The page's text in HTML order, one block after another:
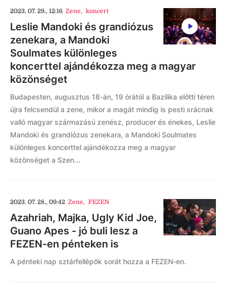
2023. 07. 29., 12:16 Zene, koncert
Leslie Mandoki és grandiózus
zenekara, a Mandoki
Soulmates különleges
koncerttel ajándékozza meg a magyar
közönséget
Budapesten, augusztus 18-án, 19 órától a Bazilika előtti téren
újra felcsendül a zene, mikor a magát mindig is pesti srácnak
valló magyar származású zenész, producer és énekes, Leslie
Mandoki és grandiózus zenekara, a Mandoki Soulmates
különleges koncerttel ajándékozza meg a magyar
közönséget a Szen...
2023. 07. 28., 09:42 Zene, FEZEN
Azahriah, Majka, Ugly Kid Joe,
Guano Apes - jó buli lesz a
FEZEN-en pénteken is
A pénteki nap sztárfellépők sorát hozza a FEZEN-en.